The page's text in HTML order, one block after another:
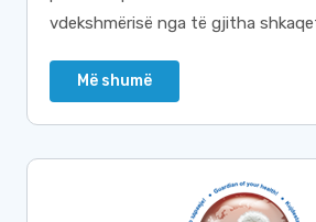
vdekshmërisë nga të gjitha
Më shumë